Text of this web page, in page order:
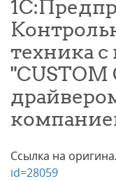
техника
"CUSTOM
Ссылка на
id=28059